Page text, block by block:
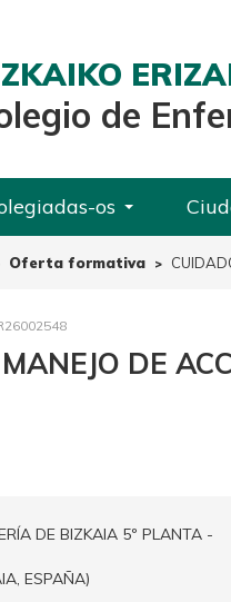
de
os
Oferta formativa
DE
DE BIZKAIA 5º PLANTA -
ESPAÑA)